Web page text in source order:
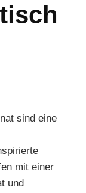
sind eine
mit einer
und